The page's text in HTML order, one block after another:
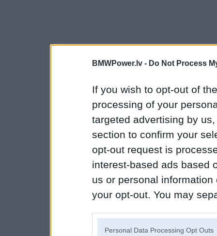
BMWPower.lv - Do Not Process
If you wish to opt-out of
processing of your
targeted advertising by
section to confirm your
opt-out request is
interest-based ads based
us or personal
your opt-out. You may
Personal Data Processing Opt Outs